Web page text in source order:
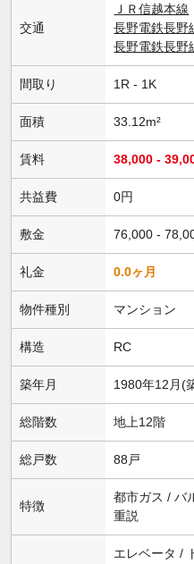
交通
ＪＲ信越本線
長野電鉄長野
長野電鉄長野
間取り 1R - 1K
面積 33.12m²
賃料 38,000 -
共益費 0円
敷金 76,000 -
礼金 0.0ヶ月
物件種別 マンション
構造 RC
築年月 1980年12月(
総階数 地上12階
総戸数 88戸
特徴
都市ガス / バ
重説
エレベータ /